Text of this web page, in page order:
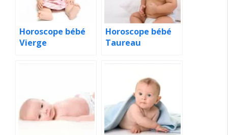
Horoscope bébé
Vierge
Horoscope bébé
Taureau